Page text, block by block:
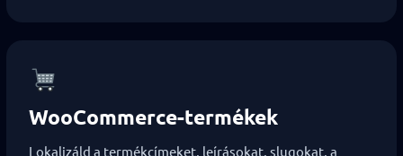
WooCommerce-termékek
Lokalizáld a termékcímeket, leírásokat, slugokat, a